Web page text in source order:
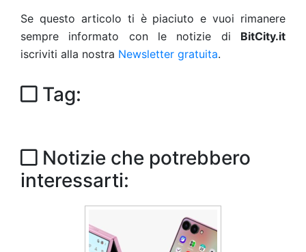
Se questo articolo ti è piaciuto e vuoi rimanere
sempre informato con le notizie di BitCity.it
iscriviti alla nostra Newsletter gratuita.
Tag:
Notizie che potrebbero
interessarti: